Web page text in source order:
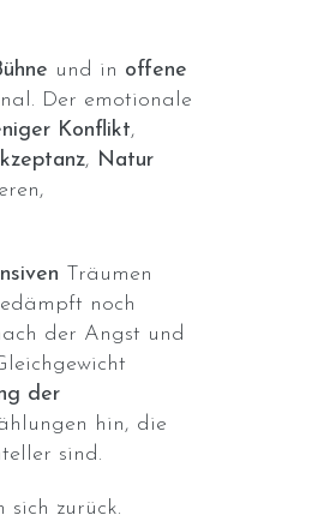
und in offene
Der emotionale
Konflikt,
, Natur
Träumen
noch
der Angst und
der
hin, die
sind.
sich zurück.